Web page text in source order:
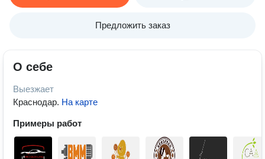
Предложить заказ
О себе
Выезжает
Краснодар. На карте
Примеры работ